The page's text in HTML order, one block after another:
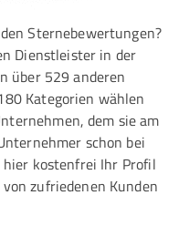
Sternebewertungen?
Dienstleister in der
über 529 anderen
Kategorien wählen
dem sie am
schon bei
hier kostenfrei Ihr Profil
zufriedenen Kunden